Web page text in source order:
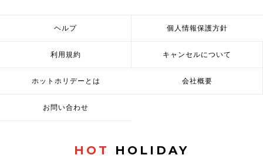
ヘルプ 個人情報保護方針
利用規約 キャンセルについて
ホットホリデーとは 会社概要
お問い合わせ
HOT HOLIDAY